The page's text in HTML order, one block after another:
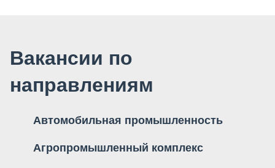
Вакансии по
направлениям
Автомобильная промышленность
Агропромышленный комплекс